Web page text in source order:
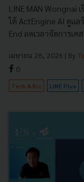
LINE MAN Wongnai
ใต้ ActEngine AI ดูแ
End ลดเวลาจัดการเค
เมษายน 28, 2026 | By
0
Tech & Biz LINE Plus